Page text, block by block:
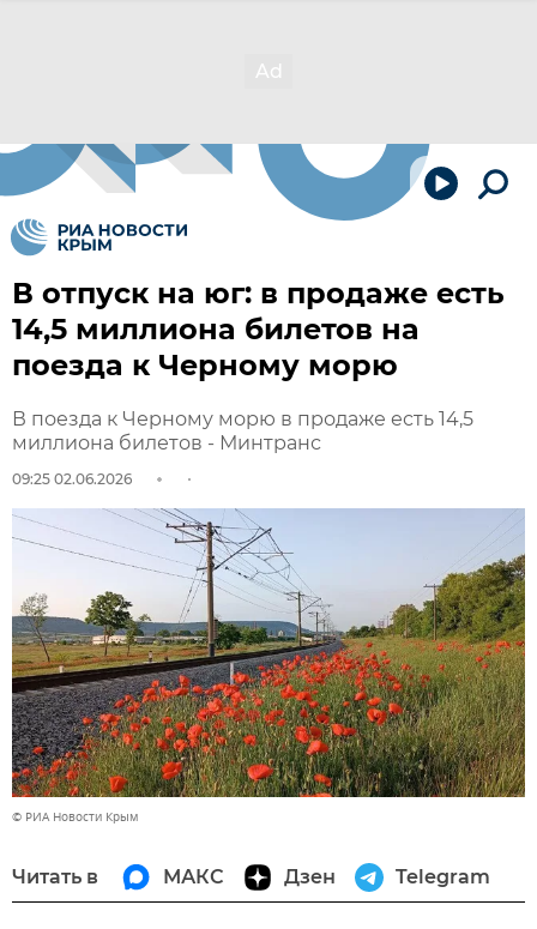
В отпуск на юг: в продаже есть
14,5 миллиона билетов на
поезда к Черному морю
В поезда к Черному морю в продаже есть 14,5
миллиона билетов - Минтранс
09:25 02.06.2026
© РИА Новости Крым
Читать в МАКС Дзен Telegram